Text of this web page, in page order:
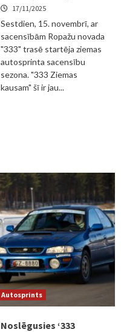
17/11/2025
Sestdien, 15. novembrī, ar
sacensībām Ropažu novada
"333" trasē startēja ziemas
autosprinta sacensību
sezona. "333 Ziemas
kausam" šī ir jau...
Autosprints
Noslēgusies ‘333